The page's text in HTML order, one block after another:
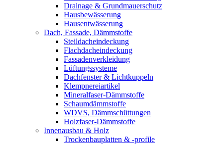
Drainage & Grundmauerschutz
Hausbewässerung
Hausentwässerung
Dach, Fassade, Dämmstoffe
Steildacheindeckung
Flachdacheindeckung
Fassadenverkleidung
Lüftungssysteme
Dachfenster & Lichtkuppeln
Klempnereiartikel
Mineralfaser-Dämmstoffe
Schaumdämmstoffe
WDVS, Dämmschüttungen
Holzfaser-Dämmstoffe
Innenausbau & Holz
Trockenbauplatten & -profile